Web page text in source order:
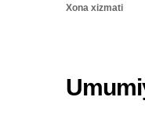
Xona xizmati